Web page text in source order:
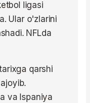
ligasi
Ular o'zlarini
NFLda
qarshi
va Ispaniya